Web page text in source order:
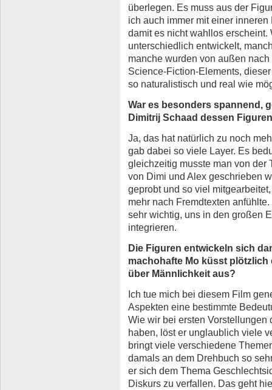
überlegen. Es muss aus der
ich auch immer mit einer
damit es nicht wahllos
unterschiedlich entwickelt,
manche wurden von außen
Science-Fiction-Elements,
so naturalistisch und real wie
War es besonders spannend,
Dimitrij Schaad dessen
Ja, das hat natürlich zu noch
gab dabei so viele Layer. Es
gleichzeitig musste man von der
von Dimi und Alex geschrieben
geprobt und so viel
mehr nach Fremdtexten
sehr wichtig, uns in den großen
integrieren.
Die Figuren entwickeln sich
machohafte Mo küsst plötzlich
über Männlichkeit aus?
Ich tue mich bei diesem Film
Aspekten eine bestimmte
Wie wir bei ersten
haben, löst er unglaublich viele
bringt viele verschiedene
damals an dem Drehbuch so
er sich dem Thema
Diskurs zu verfallen. Das geht